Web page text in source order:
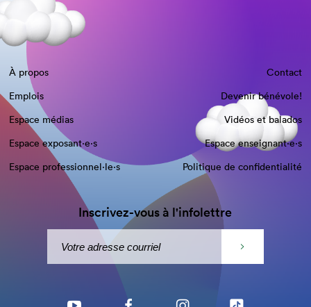
À propos
Contact
Emplois
Devenir bénévole!
Espace médias
Vidéos et balados
Espace exposant·e⋅s
Espace enseignant·e⋅s
Espace professionnel·le⋅s
Politique de confidentialité
Inscrivez-vous à l'infolettre